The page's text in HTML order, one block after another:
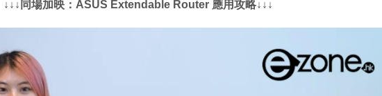
↓↓↓同場加映：ASUS Extendable Router 應用攻略↓↓↓